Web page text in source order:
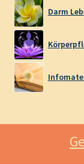
Darm